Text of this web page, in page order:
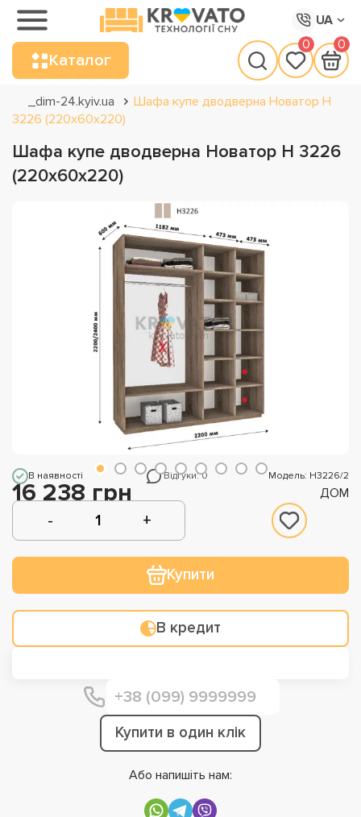
UA
Каталог
0 0
_dim-24.kyiv.ua
Шафа купе дводверна Новатор Н
3226 (220х60х220)
Шафа купе дводверна Новатор Н 3226
(220х60х220)
В наявності Відгуки: 0 Модель: Н3226/2
16 238 грн ДОМ
Купити
В кредит
Купити в один клік
Або напишіть нам: